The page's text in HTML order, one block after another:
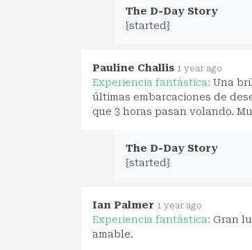
The D-Day Story
{started}
Pauline Challis 1 year ago
Experiencia fantástica: Una
últimas embarcaciones de
que 3 horas pasan volando.
The D-Day Story
{started}
Ian Palmer 1 year ago
Experiencia fantástica: Gran
amable.